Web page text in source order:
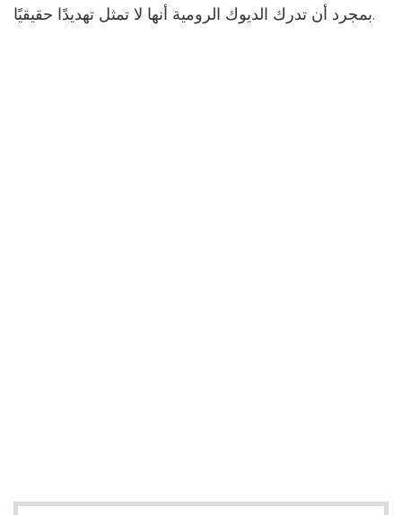
بمجرد أن تدرك الديوك الرومية أنها لا تمثل تهديدًا حقيقيًا.